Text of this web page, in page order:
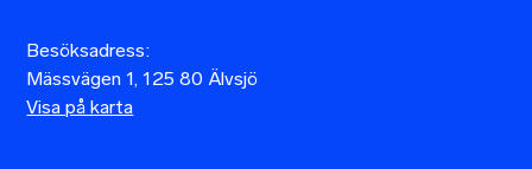
Besöksadress:
Mässvägen 1, 125 80 Älvsjö
Visa på karta